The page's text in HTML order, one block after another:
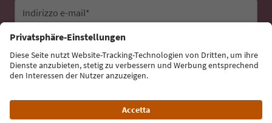
Indirizzo e-mail*
Iscriviti alla newsletter